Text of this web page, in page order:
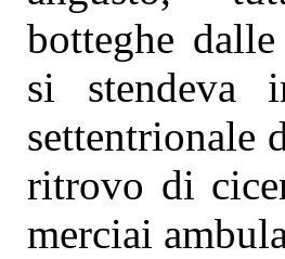
botteghe
si stendeva
settentrionale
ritrovo di
merciai